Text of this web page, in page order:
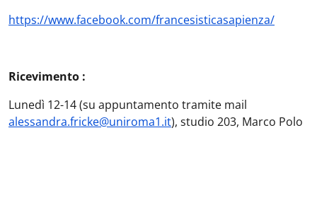
https://www.facebook.com/francesisticasapienza/
Ricevimento :
Lunedì 12-14 (su appuntamento tramite mail
alessandra.fricke@uniroma1.it), studio 203, Marco Polo